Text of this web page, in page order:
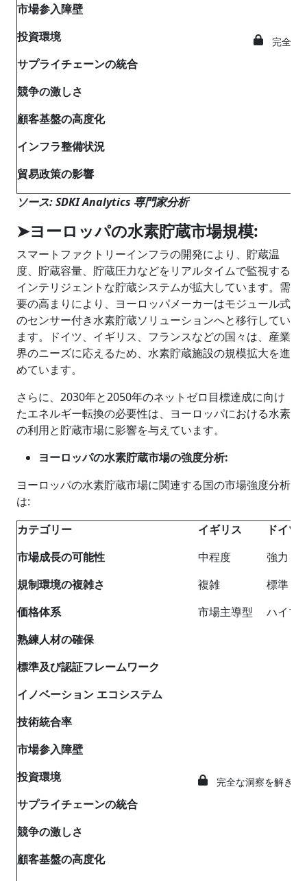
完全な
市場参入障壁
投資環境
サプライチェーンの統合
競争の激しさ
顧客基盤の高度化
インフラ整備状況
貿易政策の影響
ソース: SDKI Analytics 専門家分析
➤ヨーロッパの水素貯蔵市場規模:
スマートファクトリーインフラの開発により、貯蔵温
度、貯蔵容量、貯蔵圧力などをリアルタイムで監視する
インテリジェントな貯蔵システムが拡大しています。需
要の高まりにより、ヨーロッパメーカーはモジュール式
のセンサー付き水素貯蔵ソリューションへと移行してい
ます。ドイツ、イギリス、フランスなどの国々は、産業
界のニーズに応えるため、水素貯蔵施設の規模拡大を進
めています。
さらに、2030年と2050年のネットゼロ目標達成に向け
たエネルギー転換の必要性は、ヨーロッパにおける水素
の利用と貯蔵市場に影響を与えています。
ヨーロッパの水素貯蔵市場の強度分析:
ヨーロッパの水素貯蔵市場に関連する国の市場強度分析
は:
カテゴリー
イギリス
ドイツ
市場成長の可能性
中程度
強力
規制環境の複雑さ
複雑
標準
価格体系
市場主導型
ハイブ
熟練人材の確保
完全な洞察を解き放
標準及び認証フレームワーク
イノベーション エコシステム
技術統合率
市場参入障壁
投資環境
サプライチェーンの統合
競争の激しさ
顧客基盤の高度化